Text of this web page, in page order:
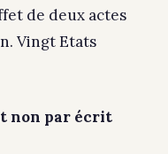
de deux actes
Vingt Etats
non par écrit